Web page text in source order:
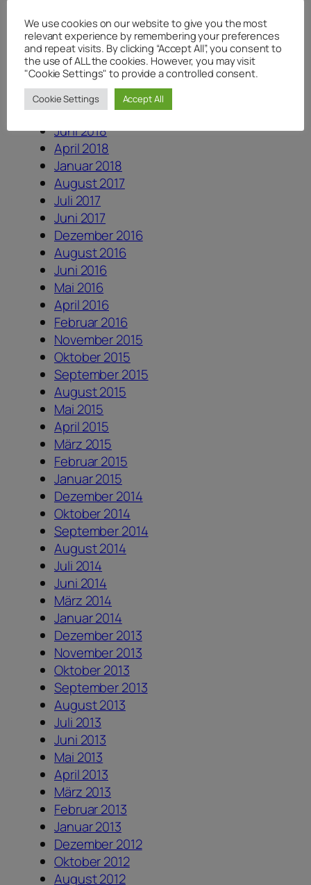
Juni 2020
Mai 2020
April 2020
August 2019
August 2018
Juli 2018
Juni 2018
April 2018
Januar 2018
August 2017
Juli 2017
Juni 2017
Dezember 2016
August 2016
Juni 2016
Mai 2016
April 2016
Februar 2016
November 2015
Oktober 2015
September 2015
August 2015
Mai 2015
April 2015
März 2015
Februar 2015
Januar 2015
Dezember 2014
Oktober 2014
September 2014
August 2014
Juli 2014
Juni 2014
März 2014
Januar 2014
Dezember 2013
November 2013
Oktober 2013
September 2013
August 2013
Juli 2013
Juni 2013
Mai 2013
April 2013
März 2013
Februar 2013
Januar 2013
Dezember 2012
Oktober 2012
August 2012
We use cookies on our website to give you the most
relevant experience by remembering your preferences
and repeat visits. By clicking “Accept All”, you consent to
the use of ALL the cookies. However, you may visit
"Cookie Settings" to provide a controlled consent.
Cookie Settings Accept All